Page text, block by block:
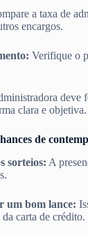
a taxa de
encargos.
Verifique o
deve
clara e objetiva.
de
sorteios: A
um bom lance:
carta de crédito.